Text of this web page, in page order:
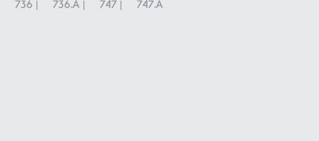
736 | 736.A | 747 | 747.A